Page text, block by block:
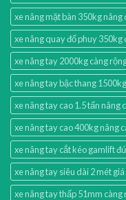
xe nâng mặt bàn 350kg nâng
xe nâng quay đổ phuy 350kg
xe nâng tay 2000kg càng
xe nâng tay bậc thang
xe nâng tay cao 1.5 tấn nâng
xe nâng tay cao 400kg nâng
xe nâng tay cắt kéo gamlift
xe nâng tay siêu dài 2 mét
xe nâng tay thấp 51mm